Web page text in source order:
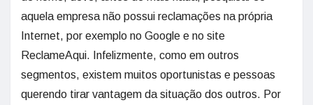
aquela empresa não possui reclamações na própria
Internet, por exemplo no Google e no site
ReclameAqui. Infelizmente, como em outros
segmentos, existem muitos oportunistas e pessoas
querendo tirar vantagem da situação dos outros. Por